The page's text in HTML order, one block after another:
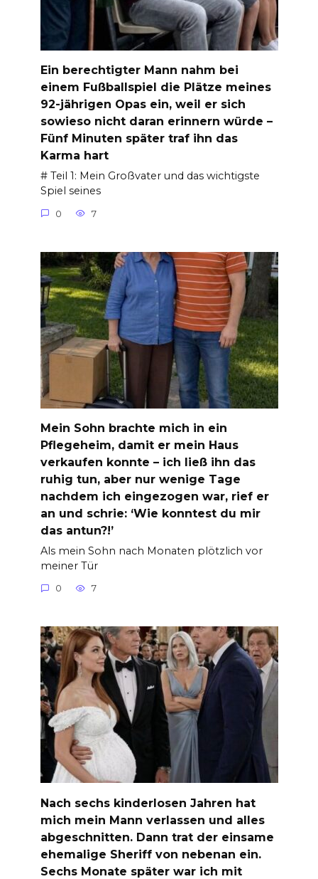
Ein berechtigter Mann nahm bei
einem Fußballspiel die Plätze meines
92-jährigen Opas ein, weil er sich
sowieso nicht daran erinnern würde –
Fünf Minuten später traf ihn das
Karma hart
# Teil 1: Mein Großvater und das wichtigste
Spiel seines
0 7
Mein Sohn brachte mich in ein
Pflegeheim, damit er mein Haus
verkaufen konnte – ich ließ ihn das
ruhig tun, aber nur wenige Tage
nachdem ich eingezogen war, rief er
an und schrie: ‘Wie konntest du mir
das antun?!’
Als mein Sohn nach Monaten plötzlich vor
meiner Tür
0 7
Nach sechs kinderlosen Jahren hat
mich mein Mann verlassen und alles
abgeschnitten. Dann trat der einsame
ehemalige Sheriff von nebenan ein.
Sechs Monate später war ich mit